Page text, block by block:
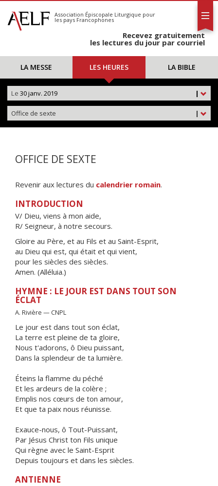
S'abonner
Calendrier
Association Épiscopale Liturgique pour
les pays Francophones
Recevez gratuitement
les lectures du jour par courriel
LA MESSE LES HEURES LA BIBLE
|
Le 30 janv. 2019
|
Office de sexte
OFFICE DE SEXTE
Revenir aux lectures du calendrier romain.
INTRODUCTION
V/ Dieu, viens à mon aide,
R/ Seigneur, à notre secours.
Gloire au Père, et au Fils et au Saint-Esprit,
au Dieu qui est, qui était et qui vient,
pour les siècles des siècles.
Amen. (Alléluia.)
HYMNE : LE JOUR EST DANS TOUT SON
ÉCLAT
A. Rivière — CNPL
Le jour est dans tout son éclat,
La terre est pleine de ta gloire,
Nous t'adorons, ô Dieu puissant,
Dans la splendeur de ta lumière.
Éteins la flamme du péché
Et les ardeurs de la colère ;
Emplis nos cœurs de ton amour,
Et que ta paix nous réunisse.
Exauce-nous, ô Tout-Puissant,
Par Jésus Christ ton Fils unique
Qui règne avec le Saint-Esprit
Depuis toujours et dans les siècles.
ANTIENNE